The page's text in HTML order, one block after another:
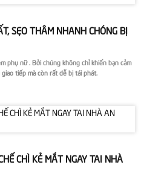
SẸO THÂM NHANH CHÓNG BỊ
phụ nữ . Bởi chúng không chỉ khiến bạn cảm
tiếp mà còn rất dễ bị tái phát.
CHÌ KẺ MẮT NGAY TAI NHÀ